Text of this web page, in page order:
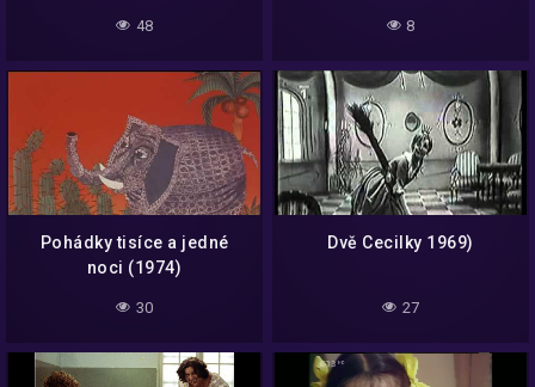
48 8
Pohádky tisíce a jedné
noci (1974)
30
Dvě Cecilky 1969)
27